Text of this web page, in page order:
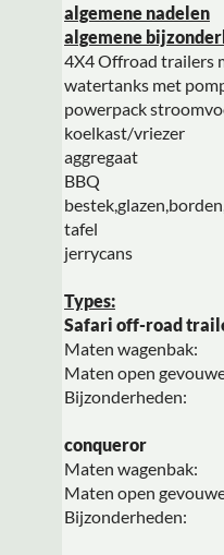
algemene nadelen
algemene
4X4 Offroad trailers
watertanks met
powerpack
koelkast/vriezer
aggregaat
BBQ
tafel
jerrycans
Types:
Safari off-road
Maten wagenbak:
Maten open
Bijzonderheden:
conqueror
Maten wagenbak:
Maten open
Bijzonderheden: